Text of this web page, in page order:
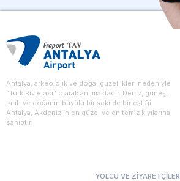
Antalya, arkeolojik ve doğal güzellikleri nedeniyle
“Türk Rivierası” olarak anılmaktadır. Deniz, güneş,
tarih ve doğanın büyülü bir şekilde birleştiği
Antalya, Akdeniz'in en güzel ve en temiz kıyılarına
sahiptir.
YOLCU VE ZIYARETÇILER